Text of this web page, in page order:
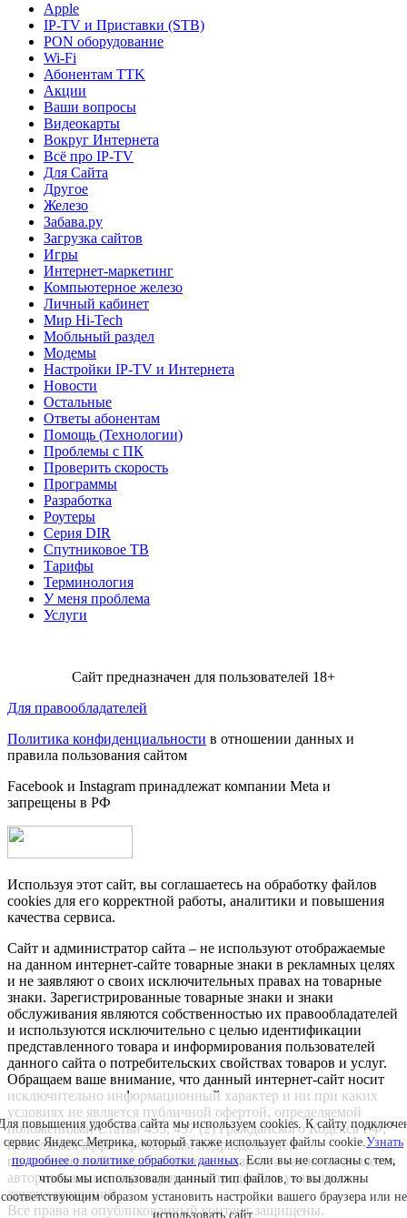
Apple
IP-TV и Приставки (STB)
PON оборудование
Wi-Fi
Абонентам TTK
Акции
Ваши вопросы
Видеокарты
Вокруг Интернета
Всё про IP-TV
Для Сайта
Другое
Железо
Забава.ру
Загрузка сайтов
Игры
Интернет-маркетинг
Компьютерное железо
Личный кабинет
Мир Hi-Tech
Мобльный раздел
Модемы
Настройки IP-TV и Интернета
Новости
Остальные
Ответы абонентам
Помощь (Технологии)
Проблемы с ПК
Проверить скорость
Программы
Разработка
Роутеры
Серия DIR
Спутниковое ТВ
Тарифы
Терминология
У меня проблема
Услуги
Сайт предназначен для пользователей 18+
Для правообладателей
Политика конфиденциальности в отношении данных и
правила пользования сайтом
Facebook и Instagram принадлежат компании Metа и
запрещены в РФ
Используя этот сайт, вы соглашаетесь на обработку файлов
cookies для его корректной работы, аналитики и повышения
качества сервиса.
Сайт и администратор сайта – не используют отображаемые
на данном интернет-сайте товарные знаки в рекламных целях
и не заявляют о своих исключительных правах на товарные
знаки. Зарегистрированные товарные знаки и знаки
обслуживания являются собственностью их правообладателей
и используются исключительно с целью идентификации
представленного товара и информирования пользователей
данного сайта о потребительских свойствах товаров и услуг.
Обращаем ваше внимание, что данный интернет-сайт носит
исключительно информационный характер и ни при каких
условиях не является публичной офертой, определяемой
положениями Статьи 435, 437 (2) Гражданского Кодекса РФ;
не является аффилированным подразделением
производителей представленных товаров, а также не является
авторизованным партнером или продавцом указанных и
других компаний.
Все права на опубликованный контент защищены.
повышения удобства сайта мы используем cookies. К сайту
сервис Яндекс.Метрика, который также использует файлы cookie.Узнать
подробнее о политике обработки данных. Если вы не согласны с тем,
чтобы мы использовали данный тип файлов, то вы должны
соответствующим образом установить настройки вашего браузера или не
использовать сайт.